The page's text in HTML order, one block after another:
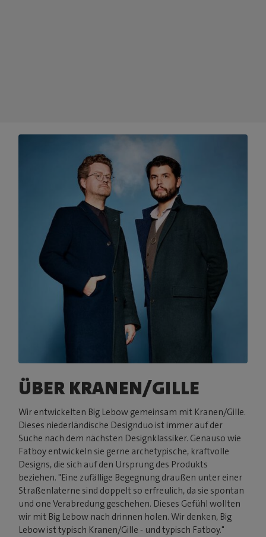
ÜBER KRANEN/GILLE
Wir entwickelten Big Lebow gemeinsam mit Kranen/Gille.
Dieses niederländische Designduo ist immer auf der
Suche nach dem nächsten Designklassiker. Genauso wie
Fatboy entwickeln sie gerne archetypische, kraftvolle
Designs, die sich auf den Ursprung des Produkts
beziehen. "Eine zufällige Begegnung draußen unter einer
Straßenlaterne sind doppelt so erfreulich, da sie spontan
und one Verabredung geschehen. Dieses Gefühl wollten
wir mit Big Lebow nach drinnen holen. Wir denken, Big
Lebow ist typisch Kranen/Gille - und typisch Fatboy."